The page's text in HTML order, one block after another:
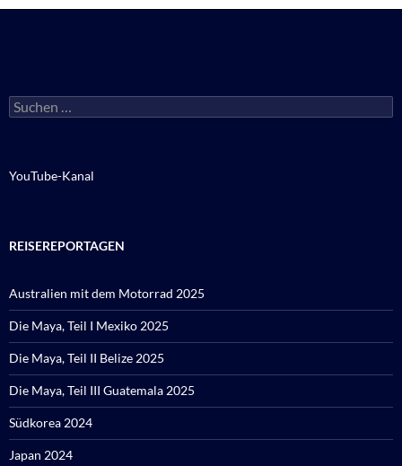
Suchen
nach:
YouTube-Kanal
REISEREPORTAGEN
Australien mit dem Motorrad 2025
Die Maya, Teil I Mexiko 2025
Die Maya, Teil II Belize 2025
Die Maya, Teil III Guatemala 2025
Südkorea 2024
Japan 2024